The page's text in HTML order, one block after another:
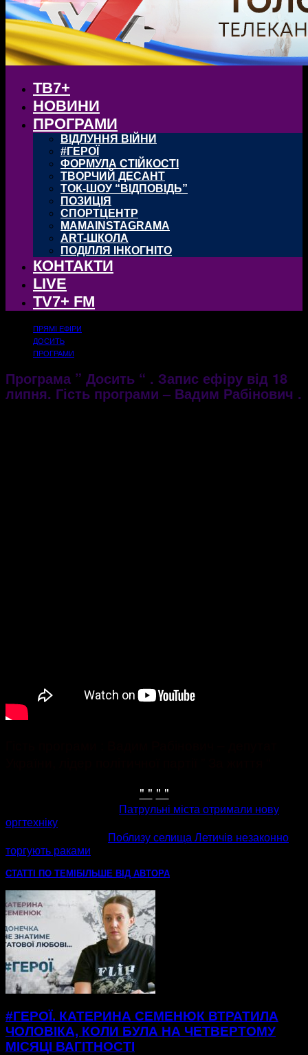
ТВ7+
НОВИНИ
ПРОГРАМИ
ВІДЛУННЯ ВІЙНИ
#ГЕРОЇ
ФОРМУЛА СТІЙКОСТІ
ТВОРЧИЙ ДЕСАНТ
ТОК-ШОУ “ВІДПОВІДЬ”
ПОЗИЦІЯ
СПОРТЦЕНТР
MAMAINSTAGRAMA
ART-ШКОЛА
ПОДІЛЛЯ ІНКОГНІТО
КОНТАКТИ
LIVE
TV7+ FM
ПРЯМІ ЕФІРИ
ДОСИТЬ
ПРОГРАМИ
Програма ” Досить “ . Запис ефіру від 18
липня. Гість програми – Вадим Рабінович .
" " " "
Патрульні міста отримали нову
оргтехніку
Поблизу селища Летичів незаконно
торгують раками
СТАТТІ ПО ТЕМІ БІЛЬШЕ ВІД АВТОРА
#ГЕРОЇ. КАТЕРИНА СЕМЕНЮК ВТРАТИЛА
ЧОЛОВІКА, КОЛИ БУЛА НА ЧЕТВЕРТОМУ
МІСЯЦІ ВАГІТНОСТІ